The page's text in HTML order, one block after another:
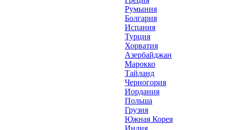
Румыния
Болгария
Испания
Турция
Хорватия
Азербайджан
Марокко
Тайланд
Черногория
Иордания
Польша
Грузия
Южная Корея
Индия